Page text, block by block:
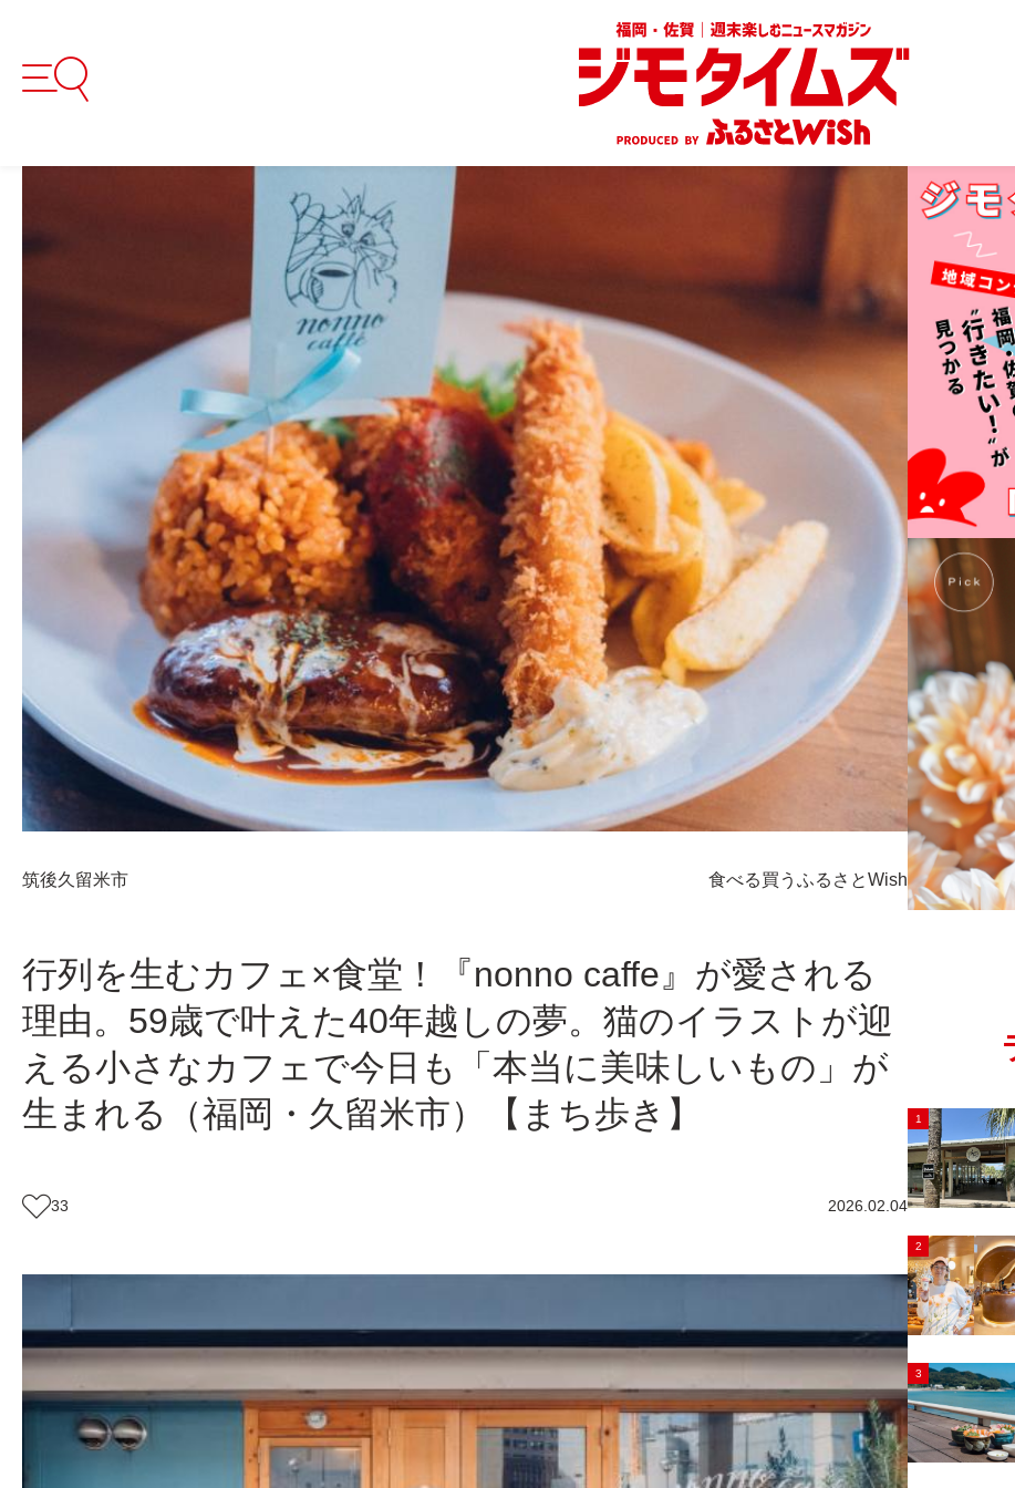
筑後久留米市 食べる買う ふるさとWish
行列を生むカフェ×食堂！『nonno caffe』が愛される
理由。59歳で叶えた40年越しの夢。猫のイラストが迎
える小さなカフェで今日も「本当に美味しいもの」が
生まれる（福岡・久留米市）【まち歩き】
33 2026.02.04
1
2
3